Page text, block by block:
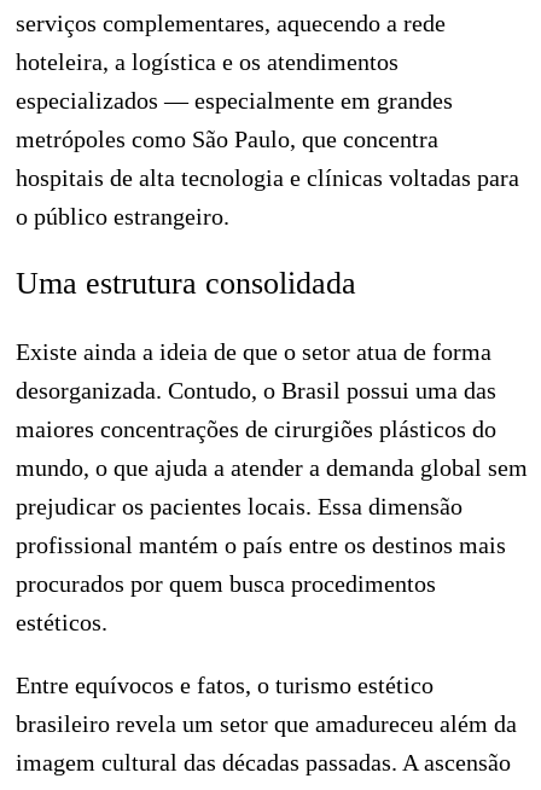
serviços complementares, aquecendo a rede
hoteleira, a logística e os atendimentos
especializados — especialmente em grandes
metrópoles como São Paulo, que concentra
hospitais de alta tecnologia e clínicas voltadas para
o público estrangeiro.
Uma estrutura consolidada
Existe ainda a ideia de que o setor atua de forma
desorganizada. Contudo, o Brasil possui uma das
maiores concentrações de cirurgiões plásticos do
mundo, o que ajuda a atender a demanda global sem
prejudicar os pacientes locais. Essa dimensão
profissional mantém o país entre os destinos mais
procurados por quem busca procedimentos
estéticos.
Entre equívocos e fatos, o turismo estético
brasileiro revela um setor que amadureceu além da
imagem cultural das décadas passadas. A ascensão